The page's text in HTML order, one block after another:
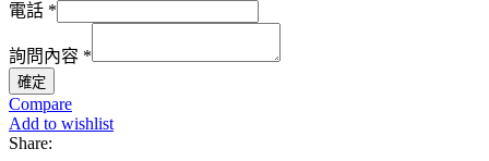
公
Email
電
話
電話 *
詢問內容 *
確定
Compare
Add to wishlist
Share: